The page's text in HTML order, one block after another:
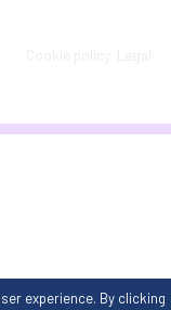
experience. By clicking